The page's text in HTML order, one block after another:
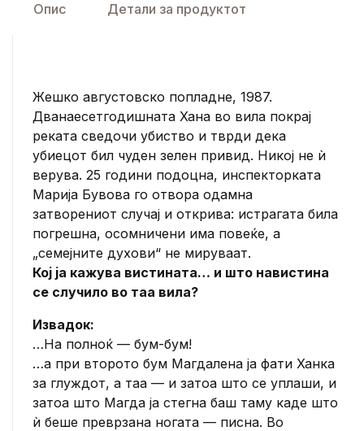
Опис Детали за продуктот
Жешко августовско попладне, 1987.
Дванаесетгодишната Хана во вила покрај
реката сведочи убиство и тврди дека
убиецот бил чуден зелен привид. Никој не ѝ
верува. 25 години подоцна, инспекторката
Марија Бувова го отвора одамна
затворениот случај и открива: истрагата била
погрешна, осомничени има повеќе, а
„семејните духови“ не мируваат.
Кој ја кажува вистината… и што навистина
се случило во таа вила?
Извадок:
…На полноќ — бум-бум!
…а при второто бум Магдалена ја фати Ханка
за глуждот, а таа — и затоа што се уплаши, и
затоа што Магда ја стегна баш таму каде што
ѝ беше преврзана ногата — писна. Во